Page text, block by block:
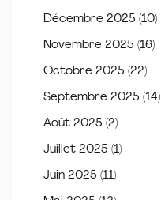
Décembre 2025 (10)
Novembre 2025 (16)
Octobre 2025 (22)
Septembre 2025 (14)
Août 2025 (2)
Juillet 2025 (1)
Juin 2025 (11)